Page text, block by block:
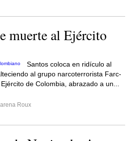
muerte al Ejército
Santos coloca en ridículo al
al grupo narcoterrorista Farc-
de Colombia, abrazado a un...
Roux